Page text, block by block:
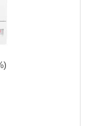
năng :